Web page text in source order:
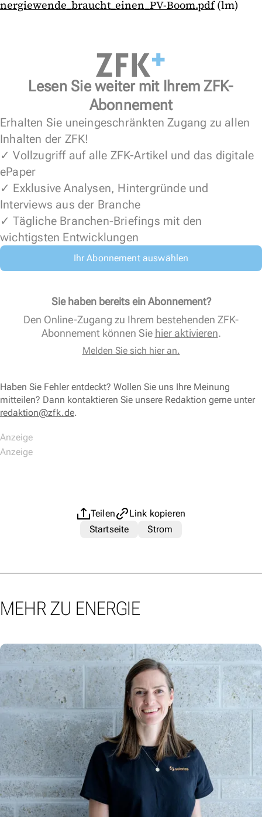
nergiewende_braucht_einen_PV-Boom.pdf(lm)
Lesen Sie weiter mit Ihrem ZFK-
Abonnement
Erhalten Sie uneingeschränkten Zugang zu allen
Inhalten der ZFK!
✓ Vollzugriff auf alle ZFK-Artikel und das digitale
ePaper
✓ Exklusive Analysen, Hintergründe und
Interviews aus der Branche
✓ Tägliche Branchen-Briefings mit den
wichtigsten Entwicklungen
Ihr Abonnement auswählen
Sie haben bereits ein Abonnement?
Den Online-Zugang zu Ihrem bestehenden ZFK-
Abonnement können Sie hier aktivieren.
Melden Sie sich hier an.
Haben Sie Fehler entdeckt? Wollen Sie uns Ihre Meinung
mitteilen? Dann kontaktieren Sie unsere Redaktion gerne unter
redaktion@zfk.de.
Teilen
Link kopieren
Startseite
Strom
MEHR ZU ENERGIE